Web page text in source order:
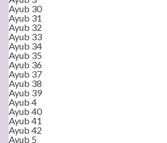
Ayub 30
Ayub 31
Ayub 32
Ayub 33
Ayub 34
Ayub 35
Ayub 36
Ayub 37
Ayub 38
Ayub 39
Ayub 4
Ayub 40
Ayub 41
Ayub 42
Ayub 5